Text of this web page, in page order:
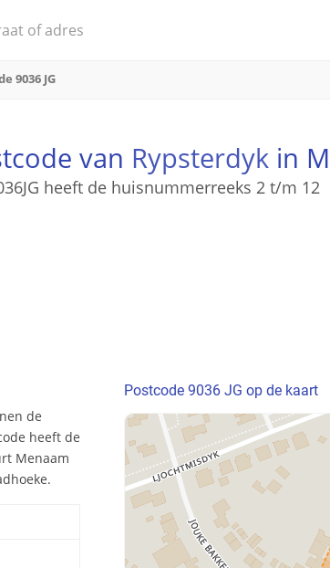
9036 JG
van Rypsterdyk in
heeft de huisnummerreeks 2 t/m 12
de
heeft de
Menaam
Postcode 9036 JG op de kaart